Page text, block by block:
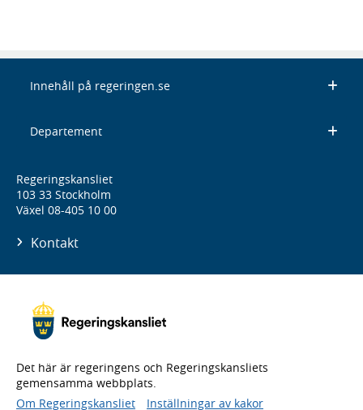
Innehåll på regeringen.se
Departement
Regeringskansliet
103 33 Stockholm
Växel 08-405 10 00
Kontakt
Det här är regeringens och Regeringskansliets
gemensamma webbplats.
Om Regeringskansliet
Inställningar av kakor